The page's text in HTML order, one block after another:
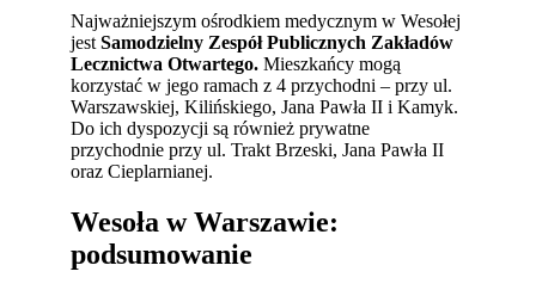
Najważniejszym ośrodkiem medycznym w Wesołej
jest Samodzielny Zespół Publicznych Zakładów
Lecznictwa Otwartego. Mieszkańcy mogą
korzystać w jego ramach z 4 przychodni – przy ul.
Warszawskiej, Kilińskiego, Jana Pawła II i Kamyk.
Do ich dyspozycji są również prywatne
przychodnie przy ul. Trakt Brzeski, Jana Pawła II
oraz Cieplarnianej.
Wesoła w Warszawie:
podsumowanie